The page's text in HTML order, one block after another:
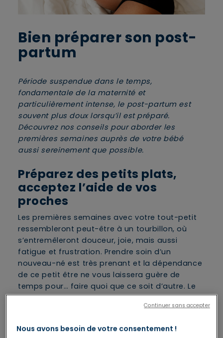
Bien préparer son post-
partum
Période suspendue dans le temps,
fondamentale de la maternité et
particulièrement intense, le post-partum est
souvent plus doux lorsqu’il est préparé.
Découvrez nos conseils pour aborder les
premières semaines auprès de votre bébé
aussi sereinement que possible.
Préparez des petits plats,
acceptez l’aide de vos
proches
Les premières semaines avec votre tout-petit
ressembleront peut-être à un tourbillon, où
s’entremêleront douceur, joie, mais aussi
fatigue et frustration. Prendre soin d’un
nouveau-né est très prenant et la dépendance
de ce petit être ne vous laissera guère de
temps pour… faire quoi que ce soit d’autre. Le
plus difficile sera certainement de ne pas vous
oublier et pourtant, prendre soin de vous est
transformation dans les meilleures conditions.
Nous avons besoin de votre consentement !
Continuer sans accepter